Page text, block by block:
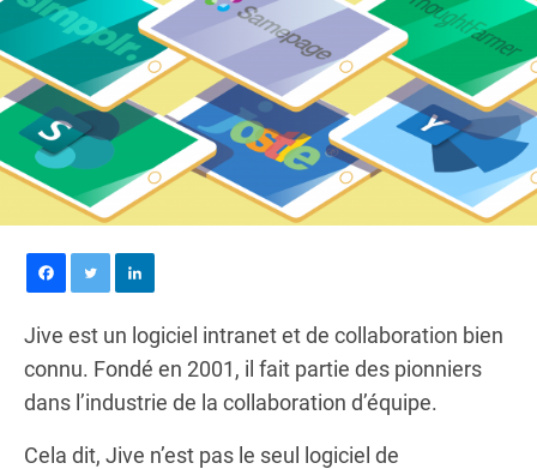
Jive est un logiciel intranet et de collaboration bien
connu. Fondé en 2001, il fait partie des pionniers
dans l’industrie de la collaboration d’équipe.
Cela dit, Jive n’est pas le seul logiciel de